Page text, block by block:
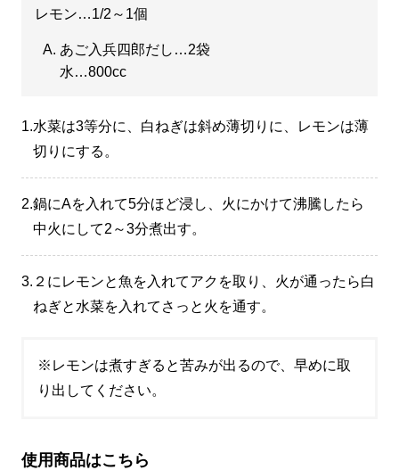
レモン…1/2～1個
あご入兵四郎だし…2袋
水…800cc
1.水菜は3等分に、白ねぎは斜め薄切りに、レモンは薄
切りにする。
2.鍋にAを入れて5分ほど浸し、火にかけて沸騰したら
中火にして2～3分煮出す。
3. ２にレモンと魚を入れてアクを取り、火が通ったら白
ねぎと水菜を入れてさっと火を通す。
※レモンは煮すぎると苦みが出るので、早めに取
り出してください。
使用商品はこちら